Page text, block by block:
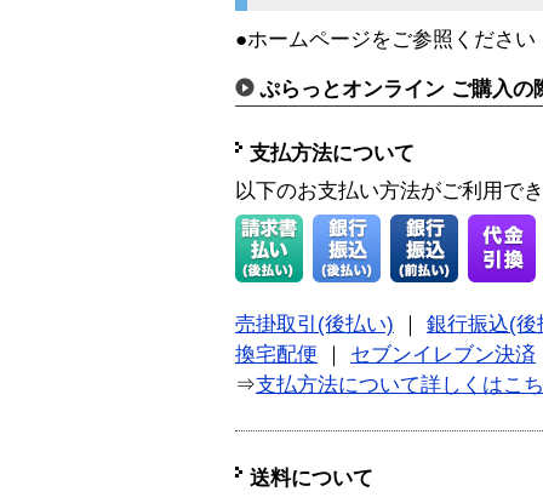
●ホームページをご参照ください
ぷらっとオンライン ご購入の
支払方法について
以下のお支払い方法がご利用で
売掛取引(後払い)
銀行振込(後
換宅配便
セブンイレブン決済
⇒支払方法について詳しくはこ
送料について